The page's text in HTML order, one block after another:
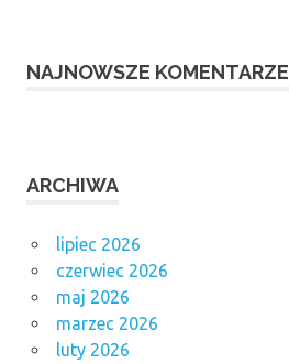
NAJNOWSZE KOMENTARZE
ARCHIWA
lipiec 2026
czerwiec 2026
maj 2026
marzec 2026
luty 2026